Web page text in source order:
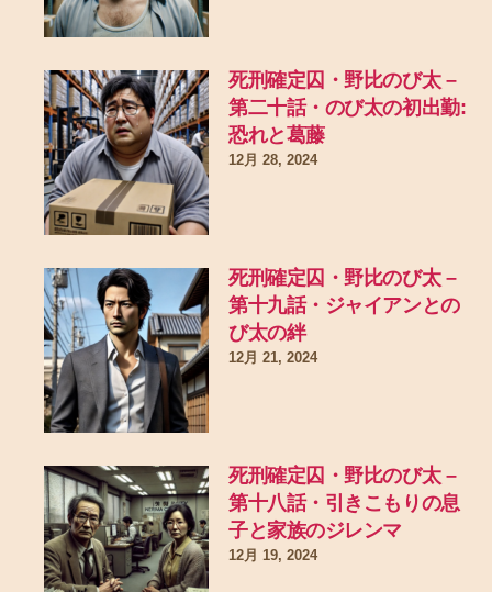
死刑確定囚・野比のび太 –
第二十話・のび太の初出勤:
恐れと葛藤
12月 28, 2024
死刑確定囚・野比のび太 –
第十九話・ジャイアンとの
び太の絆
12月 21, 2024
死刑確定囚・野比のび太 –
第十八話・引きこもりの息
子と家族のジレンマ
12月 19, 2024